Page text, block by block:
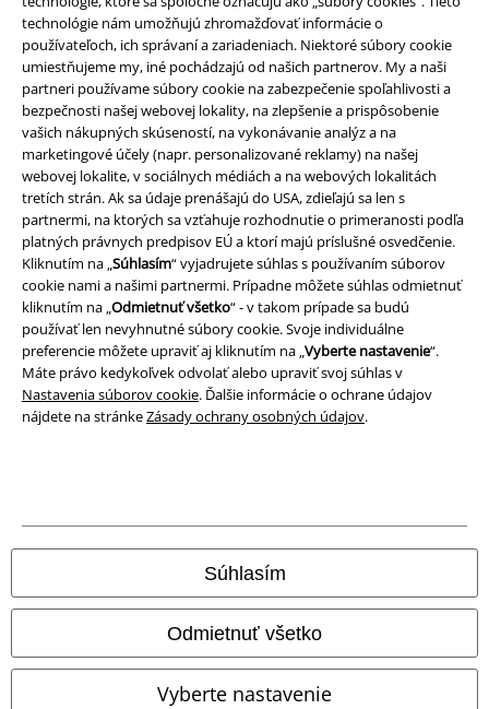
technológie nám umožňujú zhromažďovať informácie o
používateľoch, ich správaní a zariadeniach. Niektoré súbory cookie
umiestňujeme my, iné pochádzajú od našich partnerov. My a naši
partneri používame súbory cookie na zabezpečenie spoľahlivosti a
bezpečnosti našej webovej lokality, na zlepšenie a prispôsobenie
vašich nákupných skúseností, na vykonávanie analýz a na
marketingové účely (napr. personalizované reklamy) na našej
webovej lokalite, v sociálnych médiách a na webových lokalitách
tretích strán. Ak sa údaje prenášajú do USA, zdieľajú sa len s
partnermi, na ktorých sa vzťahuje rozhodnutie o primeranosti podľa
platných právnych predpisov EÚ a ktorí majú príslušné osvedčenie.
Kliknutím na „Súhlasím“ vyjadrujete súhlas s používaním súborov
cookie nami a našimi partnermi. Prípadne môžete súhlas odmietnuť
kliknutím na „Odmietnuť všetko“ - v takom prípade sa budú
používať len nevyhnutné súbory cookie. Svoje individuálne
preferencie môžete upraviť aj kliknutím na „Vyberte nastavenie“.
Máte právo kedykoľvek odvolať alebo upraviť svoj súhlas v
Nastavenia súborov cookie. Ďalšie informácie o ochrane údajov
nájdete na stránkeZásady ochrany osobných údajov.
Súhlasím
Odmietnuť všetko
Vyberte nastavenie
Právne informácie
Podmienky
Imprint
Ochrana osobných údajov
Likvidácia odpadu a ochrana životného prostredia
Vyhlásenie o zhode
Informácie o prístupnosti
Nastavenia súborov cookie
Odstúpenie od zmluvy
Naše online obchody
EMP International